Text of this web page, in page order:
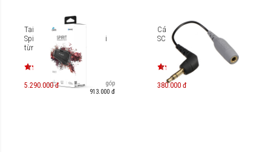
Tai nghe Cardo Packtalk
Spirit DUO (có thể mua rời
từng cái)
5.290.000 đ
Trả góp
913.000 đ
Cáp chuyển 3.5mm Rode
SC3
380.000 đ